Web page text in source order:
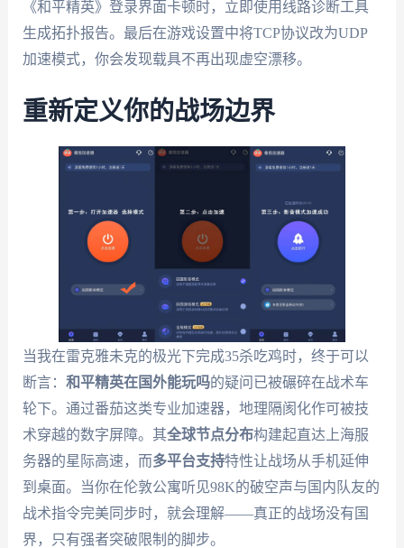
《和平精英》登录界面卡顿时，立即使用线路诊断工具
生成拓扑报告。最后在游戏设置中将TCP协议改为UDP
加速模式，你会发现载具不再出现虚空漂移。
重新定义你的战场边界
当我在雷克雅未克的极光下完成35杀吃鸡时，终于可以
断言： 和平精英在国外能玩吗的疑问已被碾碎在战术车
轮下。通过番茄这类专业加速器，地理隔阂化作可被技
术穿越的数字屏障。其全球节点分布构建起直达上海服
务器的星际高速，而多平台支持特性让战场从手机延伸
到桌面。当你在伦敦公寓听见98K的破空声与国内队友的
战术指令完美同步时，就会理解——真正的战场没有国
界，只有强者突破限制的脚步。